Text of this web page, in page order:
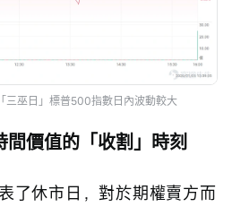
三巫日」標普500指數日內波動較大
價值的「收割」時刻
了休市日，對於期權賣方而